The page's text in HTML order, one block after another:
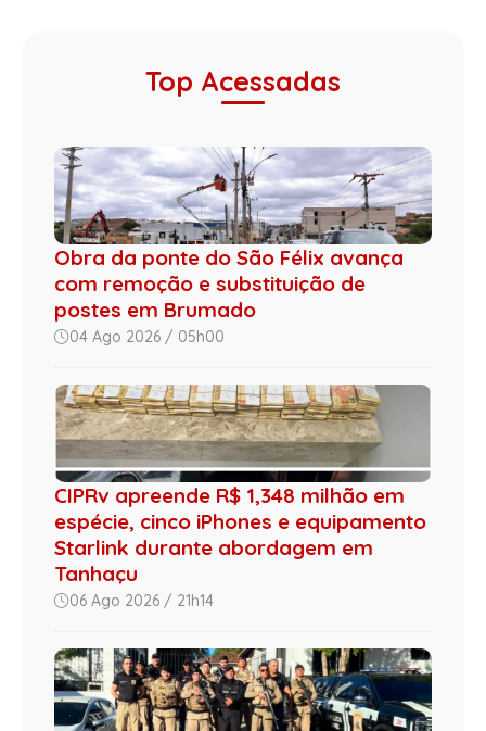
Top Acessadas
Obra da ponte do São Félix avança
com remoção e substituição de
postes em Brumado
04 Ago 2026 / 05h00
CIPRv apreende R$ 1,348 milhão em
espécie, cinco iPhones e equipamento
Starlink durante abordagem em
Tanhaçu
06 Ago 2026 / 21h14